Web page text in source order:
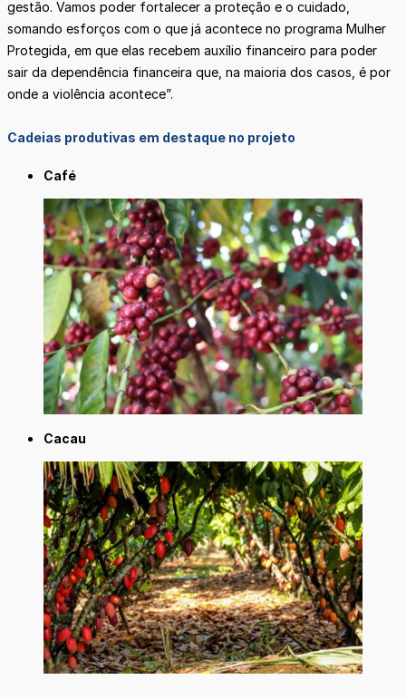
gestão. Vamos poder fortalecer a proteção e o cuidado,
somando esforços com o que já acontece no programa Mulher
Protegida, em que elas recebem auxílio financeiro para poder
sair da dependência financeira que, na maioria dos casos, é por
onde a violência acontece”.
Cadeias produtivas em destaque no projeto
Café
Cacau